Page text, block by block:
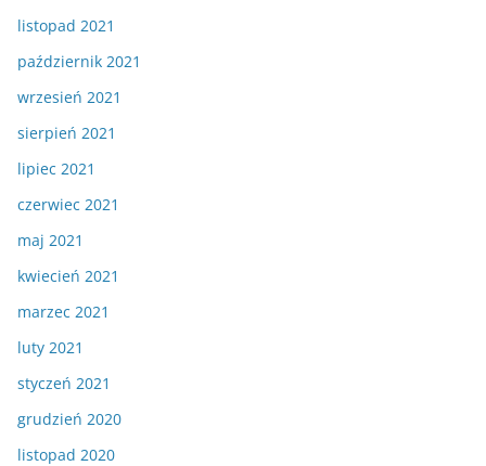
listopad 2021
październik 2021
wrzesień 2021
sierpień 2021
lipiec 2021
czerwiec 2021
maj 2021
kwiecień 2021
marzec 2021
luty 2021
styczeń 2021
grudzień 2020
listopad 2020